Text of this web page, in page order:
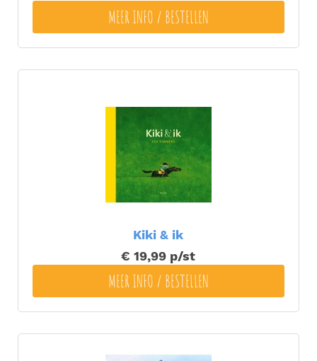
MEER INFO / BESTELLEN
Kiki & ik
€ 19,99 p/st
MEER INFO / BESTELLEN